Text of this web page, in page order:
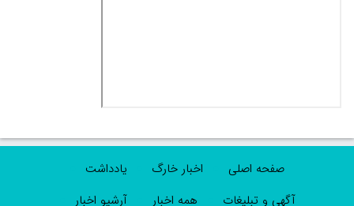
صفحه اصلی اخبار خارگ
یادداشت
آگهی و تبلیغات
همه اخبار آرشیو اخبار